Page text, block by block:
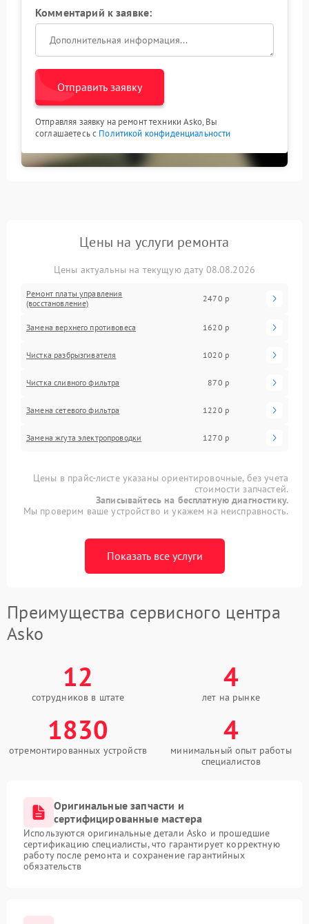
Комментарий к заявке:
Отправить заявку
Отправляя заявку на ремонт техники Asko, Вы
соглашаетесь с Политикой конфиденциальности
Цены на услуги ремонта
Цены актуальны на текущую дату 08.08.2026
Ремонт платы управления
(восстановление)
2470 р
Замена верхнего противовеса 1620 р
Чистка разбрызгивателя 1020 р
Чистка сливного фильтра 870 р
Замена сетевого фильтра 1220 р
Замена жгута электропроводки 1270 р
Цены в прайс-листе указаны ориентировочные, без учета
стоимости запчастей.
Записывайтесь на бесплатную диагностику.
Мы проверим ваше устройство и укажем на неисправность.
Показать все услуги
Преимущества сервисного центра
Asko
12
сотрудников в штате
4
лет на рынке
1830
отремонтированных устройств
4
минимальный опыт работы
специалистов
Оригинальные запчасти и
сертифицированные мастера
Используются оригинальные детали Asko и прошедшие
сертификацию специалисты, что гарантирует корректную
работу после ремонта и сохранение гарантийных
обязательств